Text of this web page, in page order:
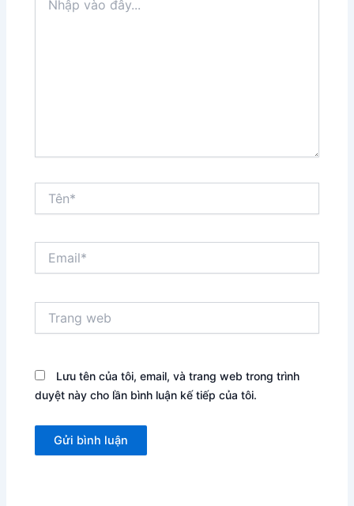
vào
web
Lưu tên của tôi, email, và trang web trong trình
duyệt này cho lần bình luận kế tiếp của tôi.